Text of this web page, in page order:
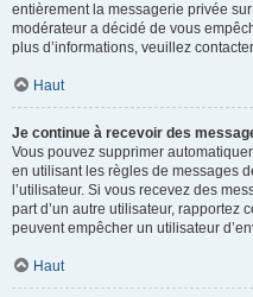
entièrement la messagerie privée
modérateur a décidé de vous
plus d’informations, veuillez
Haut
Je continue à recevoir des
Vous pouvez supprimer
en utilisant les règles de messages
l’utilisateur. Si vous recevez des
part d’un autre utilisateur, rapportez
peuvent empêcher un utilisateur
Haut